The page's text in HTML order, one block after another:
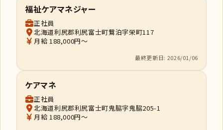
福祉ケアマネジャー
正社員
北海道利尻郡利尻富士町鴛泊字栄町117
月給 188,000円～
最終更新日: 2026/01/06
ケアマネ
正社員
北海道利尻郡利尻富士町鬼脇字鬼脇205-1
月給 188,000円～